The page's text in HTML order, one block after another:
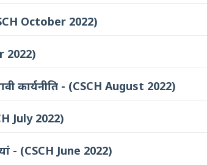
October 2022)
2022)
कार्यनीति - (CSCH August 2022)
July 2022)
- (CSCH June 2022)